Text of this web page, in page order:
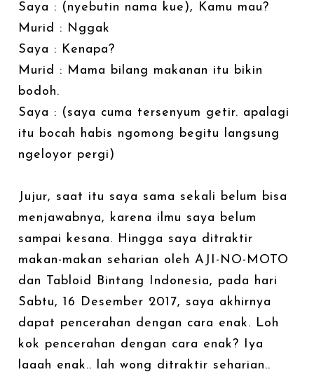
Saya : (nyebutin nama kue), Kamu mau?
Murid : Nggak
Saya : Kenapa?
Murid : Mama bilang makanan itu bikin
bodoh.
Saya : (saya cuma tersenyum getir. apalagi
itu bocah habis ngomong begitu langsung
ngeloyor pergi)
Jujur, saat itu saya sama sekali belum bisa
menjawabnya, karena ilmu saya belum
sampai kesana. Hingga saya ditraktir
makan-makan seharian oleh AJI-NO-MOTO
dan Tabloid Bintang Indonesia, pada hari
Sabtu, 16 Desember 2017, saya akhirnya
dapat pencerahan dengan cara enak. Loh
kok pencerahan dengan cara enak? Iya
laaah enak.. lah wong ditraktir seharian..